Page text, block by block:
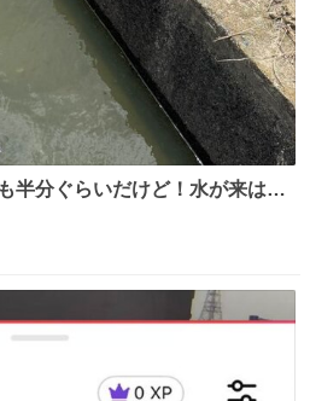
半分ぐらいだけど！水が来はじ
た方々ありがとーーー
！！！！！！！！！！！！！！